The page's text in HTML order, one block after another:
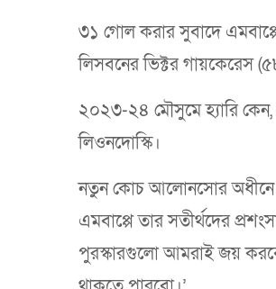
৩১ গোল করার সুবাদে
লিসবনের ভিক্টর গায়কেরেস
২০২৩-২৪ মৌসুমে হ্যারি
লিওনদোস্কি।
নতুন কোচ আলোনসোর অধীনে
এমবাপ্পে তার সতীর্থদের
পুরস্কারগুলো আমরাই জয়